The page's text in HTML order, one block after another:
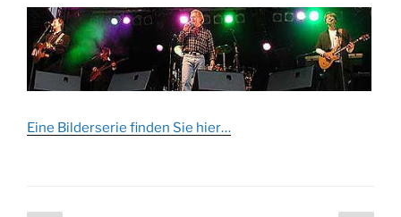
Eine Bilderserie finden Sie hier…